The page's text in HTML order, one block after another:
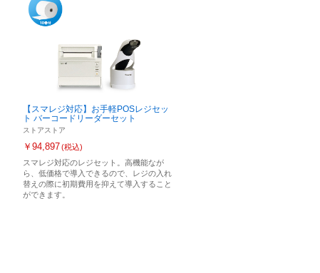
【スマレジ対応】お手軽POSレジセッ
ト バーコードリーダーセット
ストアストア
￥94,897(税込)
スマレジ対応のレジセット。高機能なが
ら、低価格で導入できるので、レジの入れ
替えの際に初期費用を抑えて導入すること
ができます。